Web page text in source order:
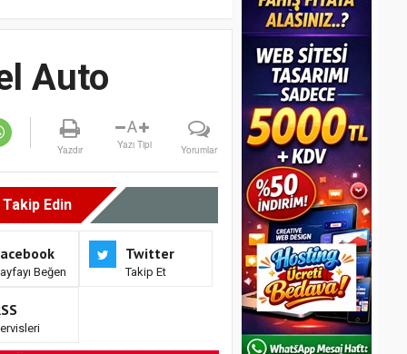
Auto
Yazdır
A
Yazı Tipi Yorumlar
Edin
Beğen
Twitter
Takip Et